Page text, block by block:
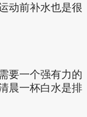
动前补水也是很
要一个强有力的
晨一杯白水是排